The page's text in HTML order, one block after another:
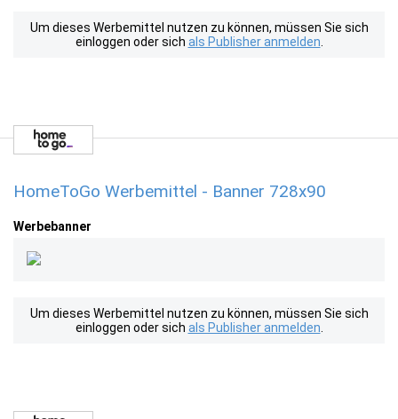
Um dieses Werbemittel nutzen zu können, müssen Sie sich
einloggen oder sich als Publisher anmelden
HomeToGo Werbemittel - Banner 728x90
Werbebanner
Um dieses Werbemittel nutzen zu können, müssen Sie sich
einloggen oder sich als Publisher anmelden